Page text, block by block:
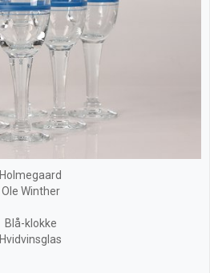
Holmegaard
Ole Winther
Blå-klokke
Hvidvinsglas